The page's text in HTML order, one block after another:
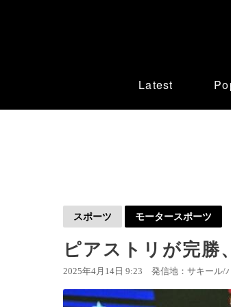
Latest
スポーツ モータースポーツ
ピアストリが完勝
2025年4月14日 9:23 発信地：サキール/